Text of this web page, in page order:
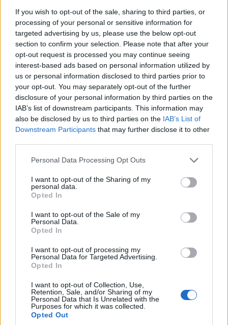
If you wish to opt-out of the sale, sharing to third parties, or
processing of your personal or sensitive information for
targeted advertising by us, please use the below opt-out
section to confirm your selection. Please note that after your
opt-out request is processed you may continue seeing
interest-based ads based on personal information utilized by
us or personal information disclosed to third parties prior to
your opt-out. You may separately opt-out of the further
disclosure of your personal information by third parties on the
IAB’s list of downstream participants. This information may
also be disclosed by us to third parties on the IAB’s List of
Downstream Participants that may further disclose it to other
Please note that this website/app uses one or more Google
not limited to your visit or usage behaviour. You may click to
grant or deny consent to Google and its third-party tags to
use your data for below specified purposes in below Google
consent section.
Personal Data Processing Opt Outs
I want to opt-out of the Sharing of my
personal data.
Opted In
I want to opt-out of the Sale of my
Personal Data.
Opted In
I want to opt-out of processing my
Personal Data for Targeted Advertising.
Opted In
I want to opt-out of Collection, Use,
Retention, Sale, and/or Sharing of my
Personal Data that Is Unrelated with the
Purposes for which it was collected.
Opted Out